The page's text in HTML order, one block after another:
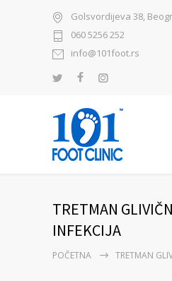
Golsvordijeva 38,
060 5256 252
info@101foot.rs
TRETMAN
INFEKCIJA
POČETNA TRETMAN